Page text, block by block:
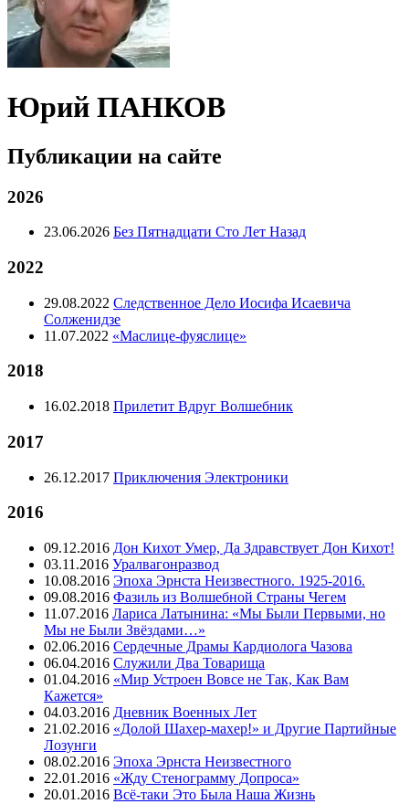
Юрий ПАНКОВ
Публикации на сайте
2026
23.06.2026 Без Пятнадцати Сто Лет Назад
2022
29.08.2022 Следственное Дело Иосифа Исаевича
Солженидзе
11.07.2022 «Маслице-фуяслице»
2018
16.02.2018 Прилетит Вдруг Волшебник
2017
26.12.2017 Приключения Электроники
2016
09.12.2016 Дон Кихот Умер, Да Здравствует Дон Кихот!
03.11.2016 Уралвагонразвод
10.08.2016 Эпоха Эрнста Неизвестного. 1925-2016.
09.08.2016 Фазиль из Волшебной Страны Чегем
11.07.2016 Лариса Латынина: «Мы Были Первыми, но
Мы не Были Звёздами…»
02.06.2016 Сердечные Драмы Кардиолога Чазова
06.04.2016 Служили Два Товарища
01.04.2016 «Мир Устроен Вовсе не Так, Как Вам
Кажется»
04.03.2016 Дневник Военных Лет
21.02.2016 «Долой Шахер-махер!» и Другие Партийные
Лозунги
08.02.2016 Эпоха Эрнста Неизвестного
22.01.2016 «Жду Стенограмму Допроса»
20.01.2016 Всё-таки Это Была Наша Жизнь